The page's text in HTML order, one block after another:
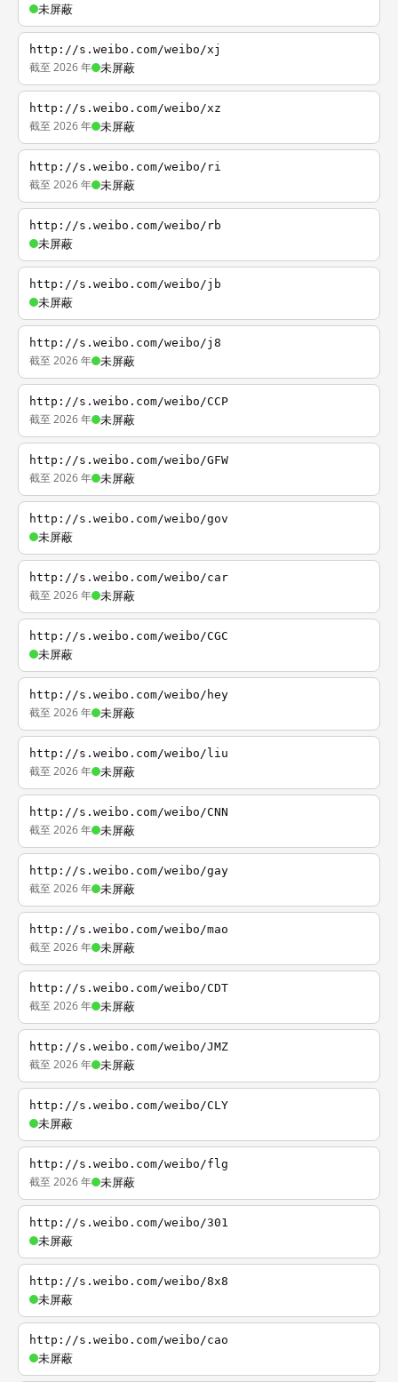
未屏蔽
http://s.weibo.com/weibo/xj
截至 2026 年 未屏蔽
http://s.weibo.com/weibo/xz
截至 2026 年 未屏蔽
http://s.weibo.com/weibo/ri
截至 2026 年 未屏蔽
http://s.weibo.com/weibo/rb
未屏蔽
http://s.weibo.com/weibo/jb
未屏蔽
http://s.weibo.com/weibo/j8
截至 2026 年 未屏蔽
http://s.weibo.com/weibo/CCP
截至 2026 年 未屏蔽
http://s.weibo.com/weibo/GFW
截至 2026 年 未屏蔽
http://s.weibo.com/weibo/gov
未屏蔽
http://s.weibo.com/weibo/car
截至 2026 年 未屏蔽
http://s.weibo.com/weibo/CGC
未屏蔽
http://s.weibo.com/weibo/hey
截至 2026 年 未屏蔽
http://s.weibo.com/weibo/liu
截至 2026 年 未屏蔽
http://s.weibo.com/weibo/CNN
截至 2026 年 未屏蔽
http://s.weibo.com/weibo/gay
截至 2026 年 未屏蔽
http://s.weibo.com/weibo/mao
截至 2026 年 未屏蔽
http://s.weibo.com/weibo/CDT
截至 2026 年 未屏蔽
http://s.weibo.com/weibo/JMZ
截至 2026 年 未屏蔽
http://s.weibo.com/weibo/CLY
未屏蔽
http://s.weibo.com/weibo/flg
截至 2026 年 未屏蔽
http://s.weibo.com/weibo/301
未屏蔽
http://s.weibo.com/weibo/8x8
未屏蔽
http://s.weibo.com/weibo/cao
未屏蔽